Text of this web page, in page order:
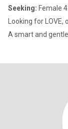
Seeking: Female
Looking for LOVE,
A smart and